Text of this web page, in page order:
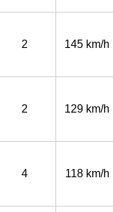
2 145 km/h
2 129 km/h
4 118 km/h